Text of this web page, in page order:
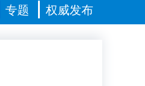
专题 权威发布